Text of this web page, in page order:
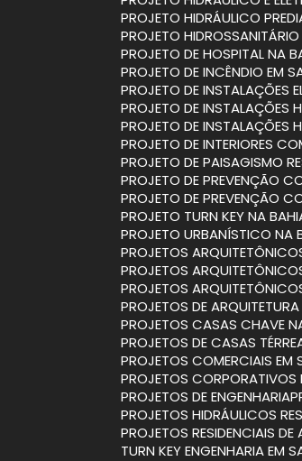
PROJETO HIDRÁULICO
PROJETO
PROJETO DE HOSPITAL NA
PROJETO DE INCÊNDIO EM
PROJETO DE INSTALAÇÕES
PROJETO DE INSTALAÇÕES
PROJETO DE INSTALAÇÕES
PROJETO DE INTERIORES
PROJETO DE PAISAGISMO
PROJETO DE PREVENÇÃO
PROJETO DE PREVENÇÃO
PROJETO TURN KEY NA
PROJETO URBANÍSTICO NA
PROJETOS
PROJETOS
PROJETOS
PROJETOS DE
PROJETOS CASAS CHAVE
PROJETOS DE CASAS
PROJETOS COMERCIAIS EM
PROJETOS
PROJETOS DE ENGENHARIA
PROJETOS HIDRÁULICOS
PROJETOS RESIDENCIAIS
TURN KEY ENGENHARIA EM